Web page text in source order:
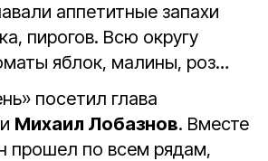
аппетитные запахи
пирогов. Всю округу
яблок, малины, роз…
посетил глава
Михаил Лобазнов. Вместе
прошел по всем рядам,